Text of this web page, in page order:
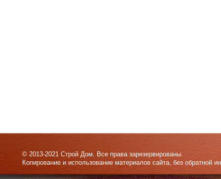
© 2013-2021 Строй Дом. Все права зарезервированы.
Копирование и использование материалов сайта, без обратной